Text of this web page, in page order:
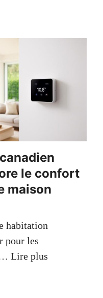
le confort
maison
habitation
pour les
Lire plus